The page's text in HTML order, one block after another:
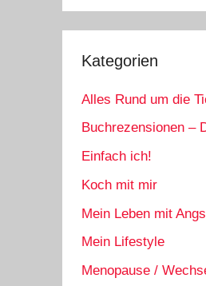
Kategorien
Alles Rund um die
Buchrezensionen –
Einfach ich!
Koch mit mir
Mein Leben mit
Mein Lifestyle
Menopause /